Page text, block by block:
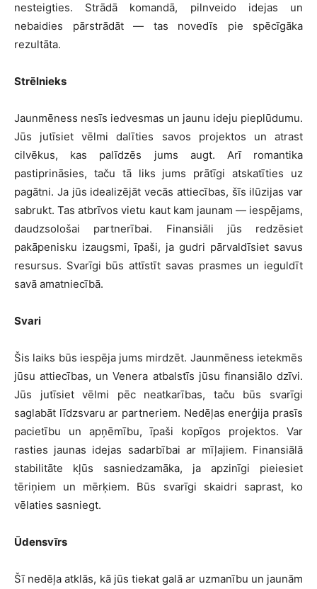
nesteigties. Strādā komandā, pilnveido idejas un
nebaidies pārstrādāt — tas novedīs pie spēcīgāka
rezultāta.
Strēlnieks
Jaunmēness nesīs iedvesmas un jaunu ideju pieplūdumu.
Jūs jutīsiet vēlmi dalīties savos projektos un atrast
cilvēkus, kas palīdzēs jums augt. Arī romantika
pastiprināsies, taču tā liks jums prātīgi atskatīties uz
pagātni. Ja jūs idealizējāt vecās attiecības, šīs ilūzijas var
sabrukt. Tas atbrīvos vietu kaut kam jaunam — iespējams,
daudzsološai partnerībai. Finansiāli jūs redzēsiet
pakāpenisku izaugsmi, īpaši, ja gudri pārvaldīsiet savus
resursus. Svarīgi būs attīstīt savas prasmes un ieguldīt
savā amatniecībā.
Svari
Šis laiks būs iespēja jums mirdzēt. Jaunmēness ietekmēs
jūsu attiecības, un Venera atbalstīs jūsu finansiālo dzīvi.
Jūs jutīsiet vēlmi pēc neatkarības, taču būs svarīgi
saglabāt līdzsvaru ar partneriem. Nedēļas enerģija prasīs
pacietību un apņēmību, īpaši kopīgos projektos. Var
rasties jaunas idejas sadarbībai ar mīļajiem. Finansiālā
stabilitāte kļūs sasniedzamāka, ja apzinīgi pieiesiet
tēriņiem un mērķiem. Būs svarīgi skaidri saprast, ko
vēlaties sasniegt.
Ūdensvīrs
Šī nedēļa atklās, kā jūs tiekat galā ar uzmanību un jaunām